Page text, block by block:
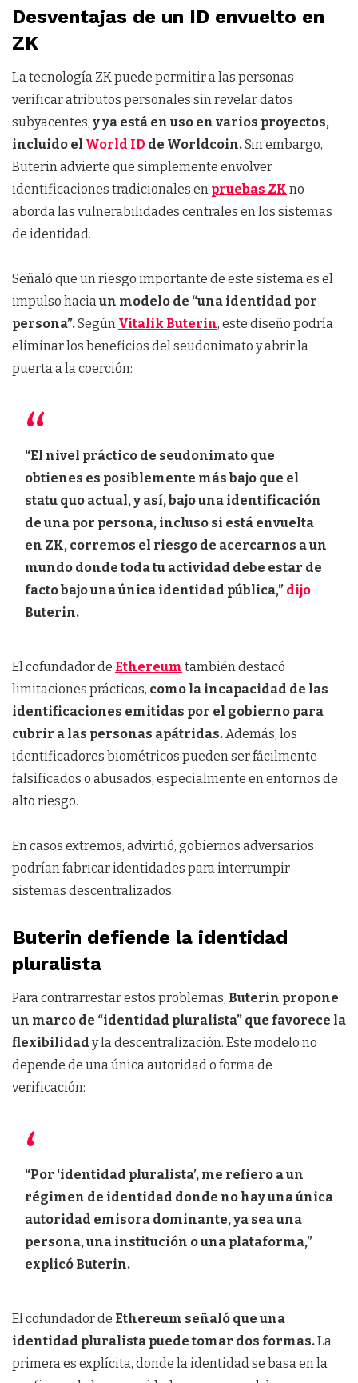
Desventajas de un ID envuelto en
ZK
La tecnología ZK puede permitir a las personas
verificar atributos personales sin revelar datos
subyacentes, y ya está en uso en varios proyectos,
incluido el World ID de Worldcoin.Sin embargo,
Buterin advierte que simplemente envolver
identificaciones tradicionales en pruebas ZK no
aborda las vulnerabilidades centrales en los sistemas
de identidad.
Señaló que un riesgo importante de este sistema es el
impulso haciaun modelo de “una identidad por
persona”.Según Vitalik Buterin, este diseño podría
eliminar los beneficios del seudonimato y abrir la
puerta a la coerción:
“El nivel práctico de seudonimato que
obtienes es posiblemente más bajo que el
statu quo actual, y así, bajo una identificación
de una por persona, incluso si está envuelta
en ZK, corremos el riesgo de acercarnos a un
mundo donde toda tu actividad debe estar de
facto bajo una única identidad pública,” dijo
Buterin.
El cofundador de Ethereum también destacó
limitaciones prácticas, como la incapacidad de las
identificaciones emitidas por el gobierno para
cubrir a las personas apátridas.Además, los
identificadores biométricos pueden ser fácilmente
falsificados o abusados, especialmente en entornos de
alto riesgo.
En casos extremos, advirtió, gobiernos adversarios
podrían fabricar identidades para interrumpir
sistemas descentralizados.
Buterin defiende la identidad
pluralista
Para contrarrestar estos problemas, Buterin propone
un marco de “identidad pluralista” que favorece la
flexibilidad y la descentralización. Este modelo no
depende de una única autoridad o forma de
verificación:
“Por ‘identidad pluralista’, me refiero a un
régimen de identidad donde no hay una única
autoridad emisora dominante, ya sea una
persona, una institución o una plataforma,”
explicó Buterin.
El cofundador de Ethereum señaló que una
identidad pluralista puede tomar dos formas.La
primera es explícita, donde la identidad se basa en la